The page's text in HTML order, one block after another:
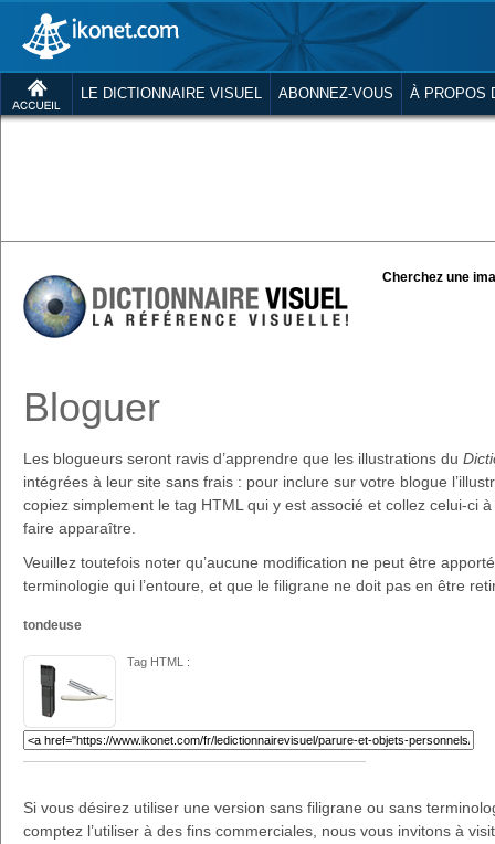
LE DICTIONNAIRE VISUEL ABONNEZ-VOUS À PROPOS
Cherchez une
Bloguer
Les blogueurs seront ravis d’apprendre que les illustrations du
intégrées à leur site sans frais : pour inclure sur votre blogue
copiez simplement le tag HTML qui y est associé et collez celui-ci
faire apparaître.
Veuillez toutefois noter qu’aucune modification ne peut être
terminologie qui l’entoure, et que le filigrane ne doit pas en être
tondeuse
Tag HTML :
Si vous désirez utiliser une version sans filigrane ou sans
comptez l’utiliser à des fins commerciales, nous vous invitons à